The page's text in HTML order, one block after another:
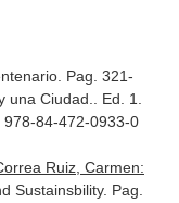
Pag. 321-
una Ciudad.
. Ed. 1.
978-84-472-0933-0
Ruiz, Carmen:
Sustainsbility. Pag.